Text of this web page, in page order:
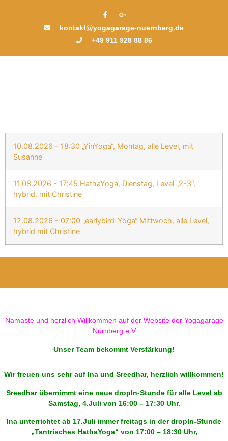
kontakt@yogagarage-nuernberg.de
+49 911 928 88 86
10.08.2026 - 18:30 „YinYoga“, Montag, alle Level, mit
Susanne
11.08.2026 - 17:45 HathaYoga, Dienstag, Level „2-3“,
hybrid, mit Christine
12.08.2026 - 07:00 „earlybird-Yoga“ Mittwoch, alle Level,
hybrid mit Christine
Namaste und herzlich Willkommen auf der Website der Yogagarage
Nürnberg e.V
Unser Team bekommt Verstärkung!
Wir freuen uns sehr auf Ina und Sreedhar, herzlich willkommen!
Sreedhar übernimmt eine neue dropIn-Stunde für alle Level ab
Samstag, 4.Juli von 16:00 – 17:30 Uhr.
Ina unterrichtet ab 17.Juli immer freitags in der dropIn-Stunde
„Tantrisches HathaYoga“ von 17:00 – 18:30 Uhr,